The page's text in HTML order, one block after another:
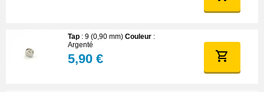
Tap : 9 (0,90 mm) Couleur :
Argenté
5,90 €